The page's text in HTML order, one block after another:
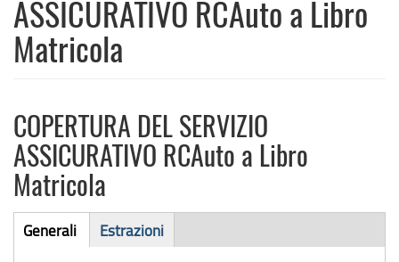
ASSICURATIVO RCAuto a Libro
Matricola
COPERTURA DEL SERVIZIO
ASSICURATIVO RCAuto a Libro
Matricola
Bando
Generali
Estrazioni